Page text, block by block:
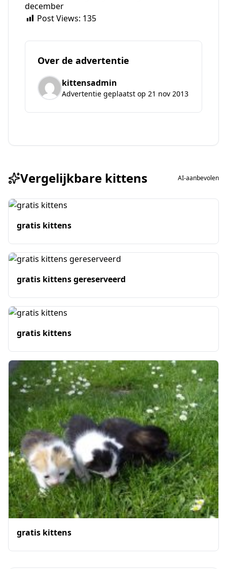
december
Post Views: 135
Over de advertentie
kittensadmin
Advertentie geplaatst op 21 nov 2013
Vergelijkbare kittens AI-aanbevolen
gratis kittens
gratis kittens gereserveerd
gratis kittens
gratis kittens